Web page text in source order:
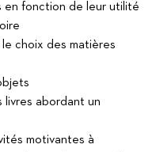
en fonction de leur utilité
choix des matières
abordant un
motivantes à